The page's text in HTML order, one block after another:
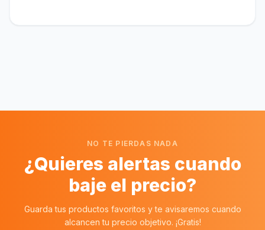
NO TE PIERDAS NADA
¿Quieres alertas cuando
baje el precio?
Guarda tus productos favoritos y te avisaremos cuando
alcancen tu precio objetivo. ¡Gratis!